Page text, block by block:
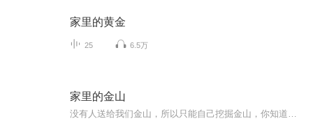
家里的黄金
25 6.5万
家里的金山